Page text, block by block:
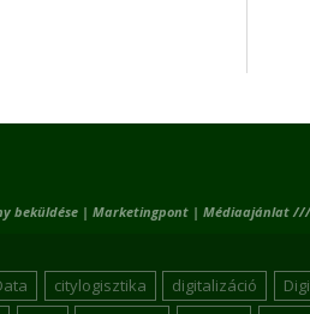
beküldése | Marketingpont | Médiaajánlat ///
citylogisztika digitalizáció